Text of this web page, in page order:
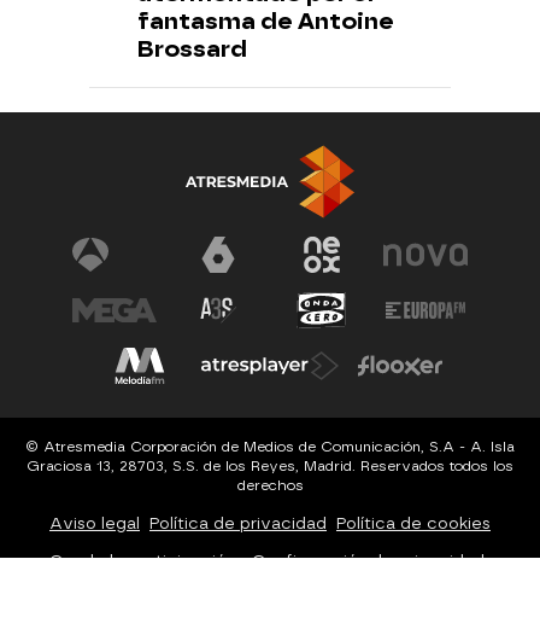
fantasma de Antoine
Brossard
© Atresmedia Corporación de Medios de Comunicación, S.A - A. Isla
Graciosa 13, 28703, S.S. de los Reyes, Madrid. Reservados todos los
derechos
Aviso legal Política de privacidad Política de cookies
Cond. de participación Configuración de privacidad